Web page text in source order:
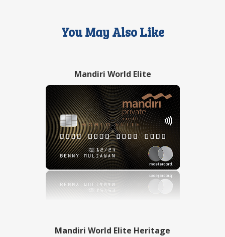
You May Also Like
Mandiri World Elite
Mandiri World Elite Heritage